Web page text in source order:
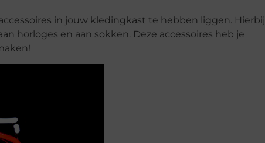
in jouw kledingkast te hebben liggen. Hierbij
horloges en aan sokken. Deze accessoires heb je